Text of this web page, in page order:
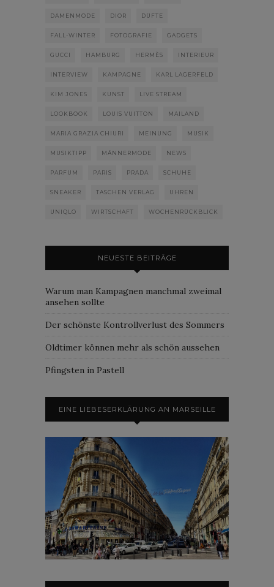
DAMENMODE DIOR DÜFTE
FALL-WINTER FOTOGRAFIE GADGETS
GUCCI HAMBURG HERMÈS INTERIEUR
INTERVIEW KAMPAGNE KARL LAGERFELD
KIM JONES KUNST LIVE STREAM
LOOKBOOK LOUIS VUITTON MAILAND
MARIA GRAZIA CHIURI MEINUNG MUSIK
MUSIKTIPP MÄNNERMODE NEWS
PARFUM PARIS PRADA SCHUHE
SNEAKER TASCHEN VERLAG UHREN
UNIQLO WIRTSCHAFT WOCHENRÜCKBLICK
NEUESTE BEITRÄGE
Warum man Kampagnen manchmal zweimal
ansehen sollte
Der schönste Kontrollverlust des Sommers
Oldtimer können mehr als schön aussehen
Pfingsten in Pastell
EINE LIEBESERKLÄRUNG AN MARSEILLE